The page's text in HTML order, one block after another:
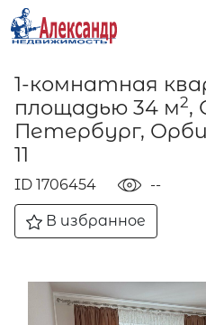
1-комнатная
площадью 34 м2,
Петербург,
11
ID 1706454 --
В избранное